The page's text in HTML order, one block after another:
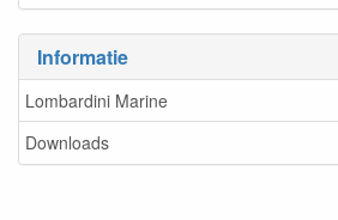
Informatie
Lombardini Marine
Downloads